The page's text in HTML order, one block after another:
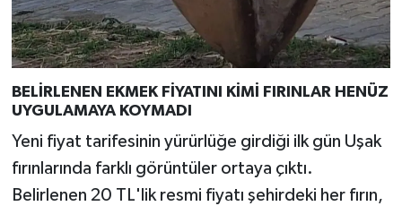
BELİRLENEN EKMEK FİYATINI KİMİ FIRINLAR HENÜZ
UYGULAMAYA KOYMADI
Yeni fiyat tarifesinin yürürlüğe girdiği ilk gün Uşak
fırınlarında farklı görüntüler ortaya çıktı.
Belirlenen 20 TL'lik resmi fiyatı şehirdeki her fırın,